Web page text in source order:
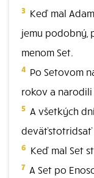
3 Keď mal
jemu podobný,
menom Set.
4 Po Setovom
rokov a narodili
5 A všetkých
deväťstotridsať
6 Keď mal Set
7 A Set po